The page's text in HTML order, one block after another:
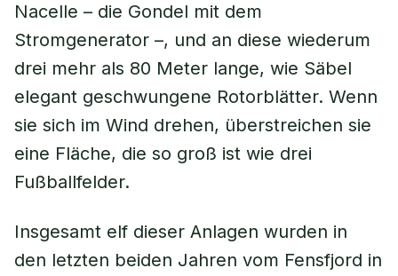
Nacelle – die Gondel mit dem
Stromgenerator –, und an diese wiederum
drei mehr als 80 Meter lange, wie Säbel
elegant geschwungene Rotorblätter. Wenn
sie sich im Wind drehen, überstreichen sie
eine Fläche, die so groß ist wie drei
Fußballfelder.
Insgesamt elf dieser Anlagen wurden in
den letzten beiden Jahren vom Fensfjord in